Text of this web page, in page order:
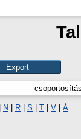
N R S T V Á